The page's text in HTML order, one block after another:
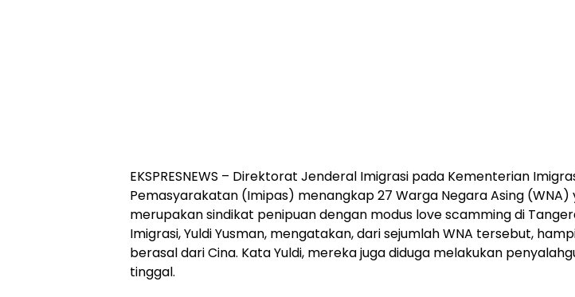
EKSPRESNEWS – Direktorat Jenderal Imigrasi pada Kementerian
Pemasyarakatan (Imipas) menangkap 27 Warga Negara Asing (WNA)
merupakan sindikat penipuan dengan modus love scamming di
Imigrasi, Yuldi Yusman, mengatakan, dari sejumlah WNA tersebut,
berasal dari Cina. Kata Yuldi, mereka juga diduga melakukan
tinggal.